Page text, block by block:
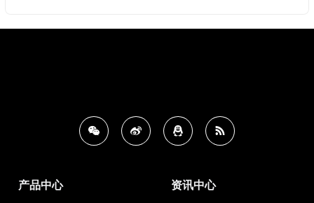
产品中心 资讯中心